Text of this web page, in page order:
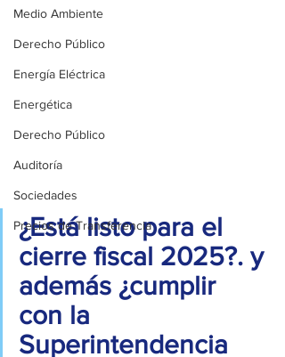
Medio Ambiente
Derecho Público
Energía Eléctrica
Energética
Derecho Público
Auditoría
Sociedades
Precios de Transferencia
¿Está listo para el
cierre fiscal 2025?. y
además ¿cumplir
con la
Superintendencia